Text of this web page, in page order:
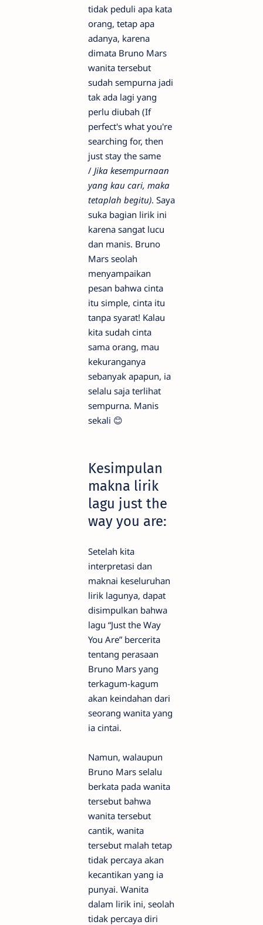
tidak peduli apa kata
orang, tetap apa
adanya, karena
dimata Bruno Mars
wanita tersebut
sudah sempurna jadi
tak ada lagi yang
perlu diubah (If
perfect's what you're
searching for, then
just stay the same
/ Jika kesempurnaan
yang kau cari, maka
tetaplah begitu). Saya
suka bagian lirik ini
karena sangat lucu
dan manis. Bruno
Mars seolah
menyampaikan
pesan bahwa cinta
itu simple, cinta itu
tanpa syarat! Kalau
kita sudah cinta
sama orang, mau
kekuranganya
sebanyak apapun, ia
selalu saja terlihat
sempurna. Manis
sekali 😊
Kesimpulan
makna lirik
lagu just the
way you are:
Setelah kita
interpretasi dan
maknai keseluruhan
lirik lagunya, dapat
disimpulkan bahwa
lagu “Just the Way
You Are” bercerita
tentang perasaan
Bruno Mars yang
terkagum-kagum
akan keindahan dari
seorang wanita yang
ia cintai.
Namun, walaupun
Bruno Mars selalu
berkata pada wanita
tersebut bahwa
wanita tersebut
cantik, wanita
tersebut malah tetap
tidak percaya akan
kecantikan yang ia
punyai. Wanita
dalam lirik ini, seolah
tidak percaya diri